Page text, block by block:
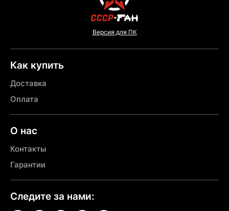
Версия для ПК
Как купить
Доставка
Оплата
О нас
Контакты
Гарантии
Следите за нами: